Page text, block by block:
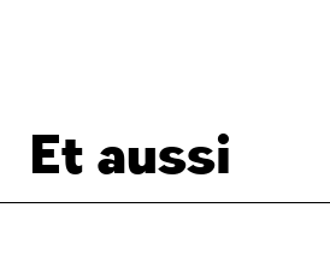
Et aussi